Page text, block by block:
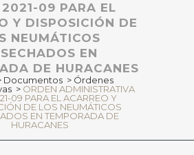
2021-09 PARA EL
Y DISPOSICIÓN DE
NEUMÁTICOS
EN
DE HURACANES
Documentos > Órdenes
> ORDEN ADMINISTRATIVA
09 PARA EL ACARREO Y
DE LOS NEUMÁTICOS
EN TEMPORADA DE
HURACANES